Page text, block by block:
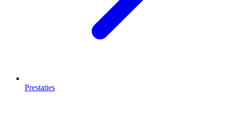
Prestaties